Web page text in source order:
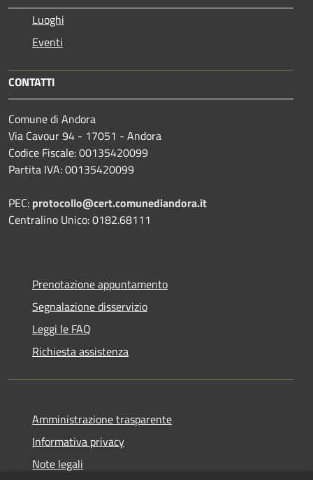
Luoghi
Eventi
CONTATTI
Comune di Andora
Via Cavour 94 - 17051 - Andora
Codice Fiscale: 00135420099
Partita IVA: 00135420099
PEC: protocollo@cert.comunediandora.it
Centralino Unico: 0182.68111
Prenotazione appuntamento
Segnalazione disservizio
Leggi le FAQ
Richiesta assistenza
Amministrazione trasparente
Informativa privacy
Note legali